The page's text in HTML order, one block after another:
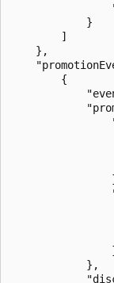
            }
        ]
    },
        {
            },